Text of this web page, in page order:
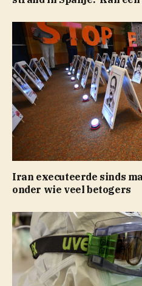
Iran executeerde sinds
onder wie veel betogers